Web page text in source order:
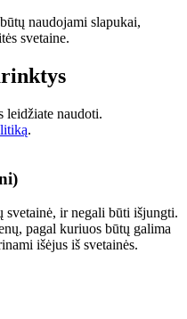
naudojami slapukai,
svetaine.
leidžiate naudoti.
.
svetainė, ir negali būti išjungti.
pagal kuriuos būtų galima
išėjus iš svetainės.